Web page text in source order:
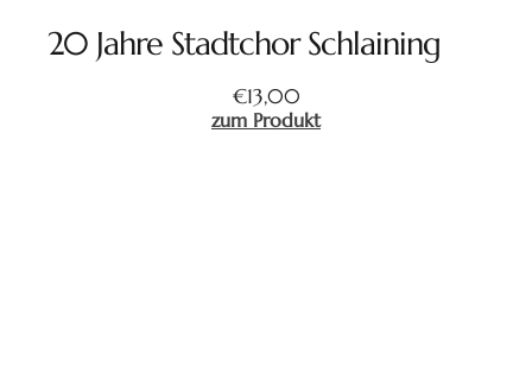
20 Jahre Stadtchor Schlaining
€13,00
zum Produkt